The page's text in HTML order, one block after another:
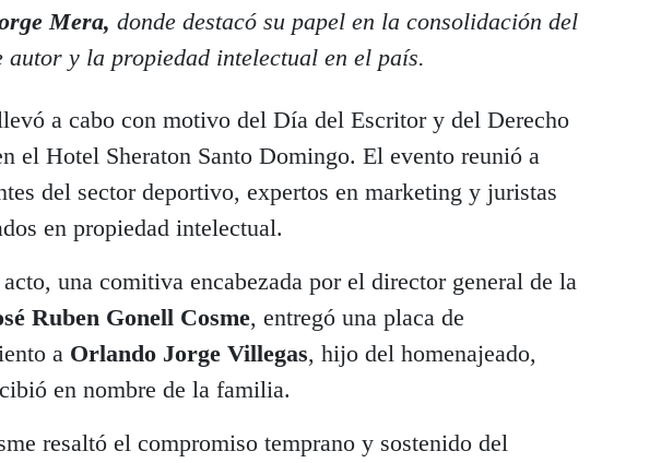
Mera, donde destacó su papel en la consolidación del
autor y la propiedad intelectual en el país.
a cabo con motivo del Día del Escritor y del Derecho
el Hotel Sheraton Santo Domingo. El evento reunió a
del sector deportivo, expertos en marketing y juristas
en propiedad intelectual.
una comitiva encabezada por el director general de la
Ruben Gonell Cosme, entregó una placa de
a Orlando Jorge Villegas, hijo del homenajeado,
en nombre de la familia.
resaltó el compromiso temprano y sostenido del